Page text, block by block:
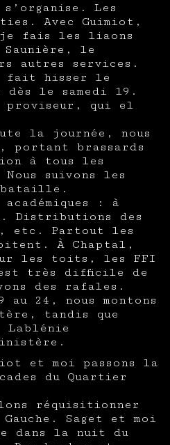
Les
Avec Guimiot,
fais les liaons
le
autres services.
fait hisser le
le samedi 19.
proviseur, qui el
la journée, nous
brassards
à tous les
Nous suivons les
: à
Distributions des
etc. Partout les
À Chaptal,
les toits, les FFI
très difficile de
des rafales.
au 24, nous montons
tandis que
Lablénie
et moi passons la
du Quartier
réquisitionner
Saget et moi
dans la nuit du